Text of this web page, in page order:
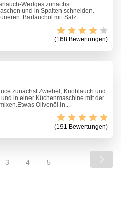
Wedges zunächst
und in Spalten schneiden.
Bärlauchöl mit Salz...
(168 Bewertungen)
zunächst Zwiebel, Knoblauch und
und in einer Küchenmaschine mit der
Olivenöl in...
(191 Bewertungen)
3 4 5